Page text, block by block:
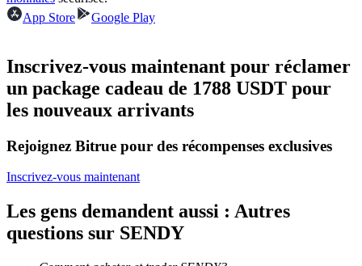
Information
Analyse de mégadonnées, y compris des informations
commerciales, etc.
App Store
Google Play
Inscrivez-vous maintenant pour réclamer
un package cadeau de 1788 USDT pour
les nouveaux arrivants
Rejoignez Bitrue pour des récompenses exclusives
Inscrivez-vous maintenant
Les gens demandent aussi : Autres
questions sur SENDY